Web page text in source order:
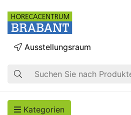
Suche
Ausstellungsraum
Kategorien